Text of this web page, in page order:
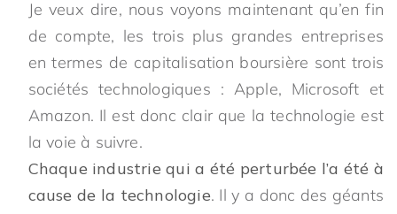
Je veux dire, nous voyons maintenant qu’en fin
de compte, les trois plus grandes entreprises
en termes de capitalisation boursière sont trois
sociétés technologiques : Apple, Microsoft et
Amazon. Il est donc clair que la technologie est
la voie à suivre.
Chaque industrie qui a été perturbée l’a été à
cause de la technologie. Il y a donc des géants